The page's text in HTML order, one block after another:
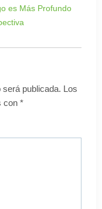
es Más Profundo
publicada. Los
con *